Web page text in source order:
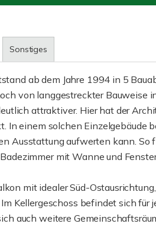
Sonstiges
ab dem Jahre 1994 in 5
von langgestreckter Bauweise
attraktiver. Hier hat der
In einem solchen Einzelgebäude
Ausstattung aufwerten kann. So
mit Wanne und
mit idealer Süd-
Kellergeschoss befindet sich für
auch weitere